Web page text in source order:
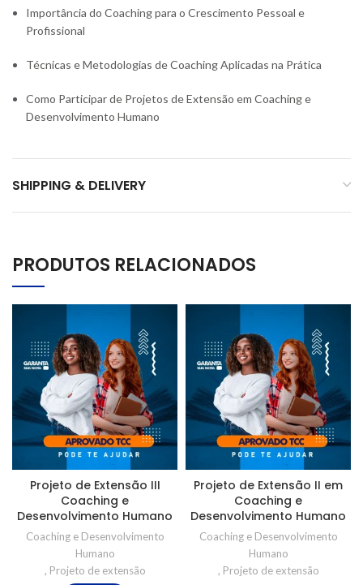
Importância do Coaching para o Crescimento Pessoal e
Profissional
Técnicas e Metodologias de Coaching Aplicadas na Prática
Como Participar de Projetos de Extensão em Coaching e
Desenvolvimento Humano
SHIPPING & DELIVERY
PRODUTOS RELACIONADOS
Projeto de Extensão III
Coaching e
Desenvolvimento Humano
Coaching e Desenvolvimento
Humano
, Projeto de extensão
Projeto de Extensão II em
Coaching e
Desenvolvimento Humano
Coaching e Desenvolvimento
Humano
, Projeto de extensão